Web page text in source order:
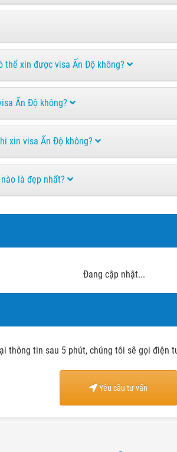
xin được visa Ấn Độ không?
Ấn Độ không?
xin visa Ấn Độ không?
là đẹp nhất?
Đang cập nhật...
thông tin sau 5 phút, chúng tôi sẽ gọi điện
Yêu cầu tư vấn